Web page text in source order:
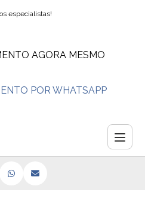
especialistas!
AGORA MESMO
POR WHATSAPP